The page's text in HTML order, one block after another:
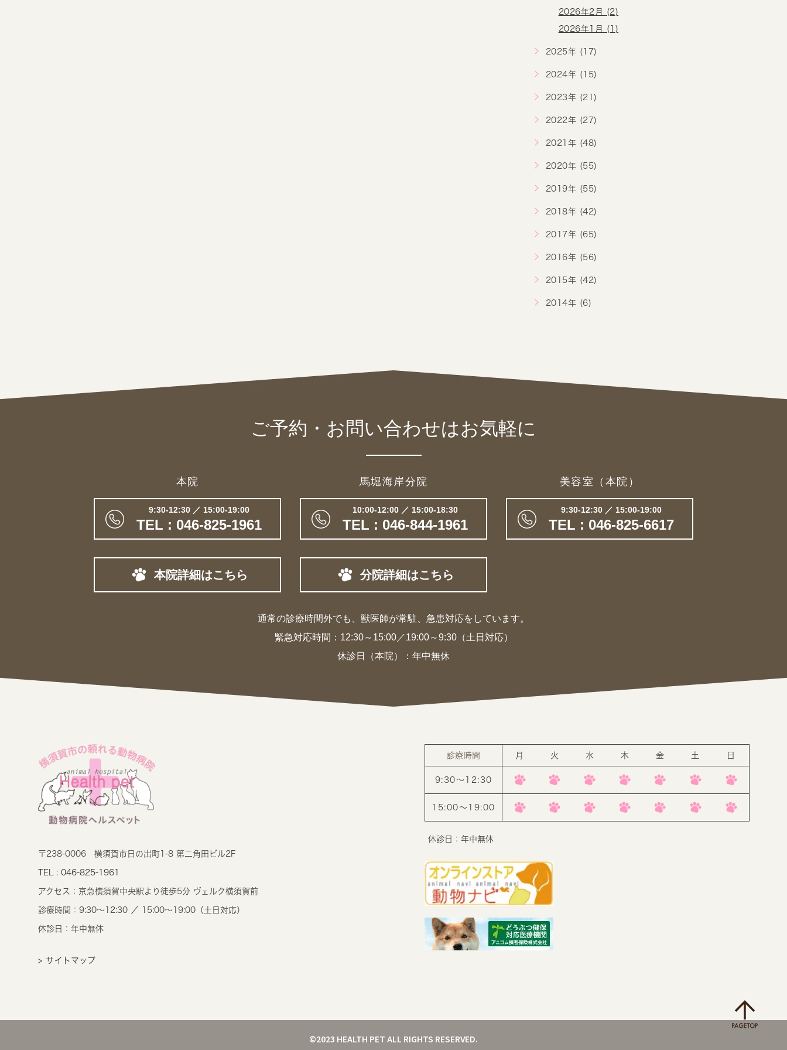
2026年2月 (2)
2026年1月 (1)
2025年 (17)
2024年 (15)
2023年 (21)
2022年 (27)
2021年 (48)
2020年 (55)
2019年 (55)
2018年 (42)
2017年 (65)
2016年 (56)
2015年 (42)
2014年 (6)
ご予約・お問い合わせはお気軽に
本院
9:30-12:30 ／ 15:00-19:00
TEL : 046-825-1961
本院詳細はこちら
馬堀海岸分院
10:00-12:00 ／ 15:00-18:30
TEL : 046-844-1961
分院詳細はこちら
美容室（本院）
9:30-12:30 ／ 15:00-19:00
TEL : 046-825-6617
通常の診療時間外でも、獣医師が常駐、 急患対応をしています。
緊急対応時間： 12:30～15:00／19:00～9:30（土日対応）
休診日（本院）：年中無休
〒238-0006 横須賀市日の出町1-8 第二角田ビル2F
TEL : 046-825-1961
アクセス： 京急横須賀中央駅より徒歩5分 ヴェルク横須賀前
診療時間： 9:30～12:30 ／ 15:00～19:00（土日対応）
休診日：年中無休
> サイトマップ
診療時間 月 火 水 木 金 土 日
9:30〜12:30
15:00〜19:00
休診日：年中無休
©2023 HEALTH PET ALL RIGHTS RESERVED.